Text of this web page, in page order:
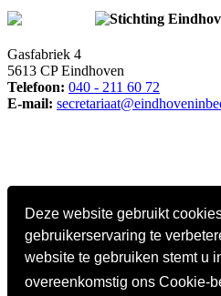
Deze website gebruikt
gebruikerservaring te
website te gebruiken stemt u
overeenkomstig ons Cookie-
Stichting
Gasfabriek 4
5613 CP Eindhoven
Telefoon: 040 - 211 60 72
E-mail: